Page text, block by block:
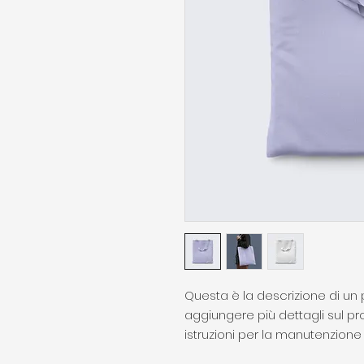
Questa è la descrizione di
aggiungere più dettagli sul
istruzioni per la